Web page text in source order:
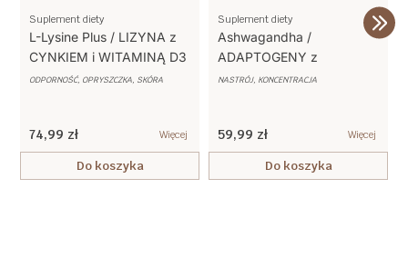
Suplement diety
L-Lysine Plus / LIZYNA z
CYNKIEM i WITAMINĄ D3
ODPORNOŚĆ, OPRYSZCZKA, SKÓRA
74,99 zł Więcej
Do koszyka
Suplement diety
Ashwagandha /
ADAPTOGENY z
SZAŁWIĄ, GUARANĄ,
NASTRÓJ, KONCENTRACJA
59,99 zł Więcej
Do koszyka